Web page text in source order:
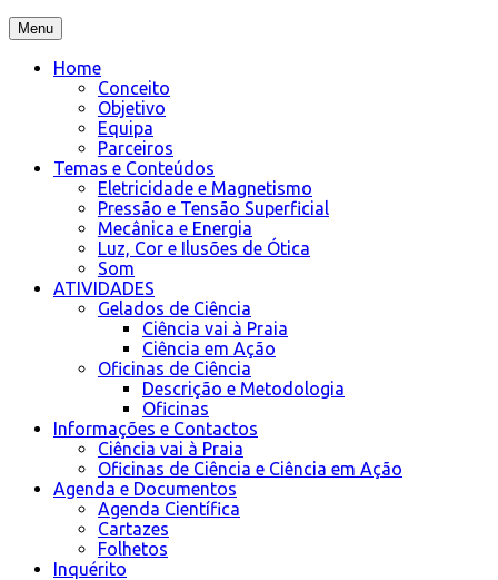
Menu
Home
Conceito
Objetivo
Equipa
Parceiros
Temas e Conteúdos
Eletricidade e Magnetismo
Pressão e Tensão Superficial
Mecânica e Energia
Luz, Cor e Ilusões de Ótica
Som
ATIVIDADES
Gelados de Ciência
Ciência vai à Praia
Ciência em Ação
Oficinas de Ciência
Descrição e Metodologia
Oficinas
Informações e Contactos
Ciência vai à Praia
Oficinas de Ciência e Ciência em Ação
Agenda e Documentos
Agenda Científica
Cartazes
Folhetos
Inquérito